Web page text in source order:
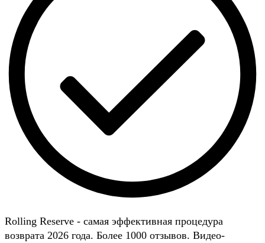
Rolling Reserve - самая эффективная процедура
возврата 2026 года. Более 1000 отзывов. Видео-